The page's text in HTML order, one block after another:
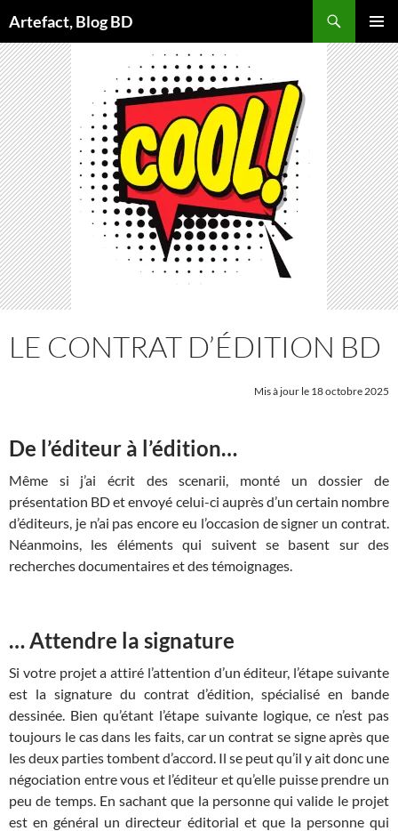
au
contenu
Artefact, Blog BD
MENU
LE CONTRAT D’ÉDITION BD
Mis à jour le 18 octobre 2025
De l’éditeur à l’édition…
Même si j’ai écrit des scenarii, monté un dossier de
présentation BD et envoyé celui-ci auprès d’un certain nombre
d’éditeurs, je n’ai pas encore eu l’occasion de signer un contrat.
Néanmoins, les éléments qui suivent se basent sur des
recherches documentaires et des témoignages.
… Attendre la signature
Si votre projet a attiré l’attention d’un éditeur, l’étape suivante
est la signature du contrat d’édition, spécialisé en bande
dessinée. Bien qu’étant l’étape suivante logique, ce n’est pas
toujours le cas dans les faits, car un contrat se signe après que
les deux parties tombent d’accord. Il se peut qu’il y ait donc une
négociation entre vous et l’éditeur et qu’elle puisse prendre un
peu de temps. En sachant que la personne qui valide le projet
est en général un directeur éditorial et que la personne qui